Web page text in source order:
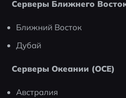
Серверы Ближнего
Ближний Восток
Дубай
Серверы Океании (OCE)
Австралия